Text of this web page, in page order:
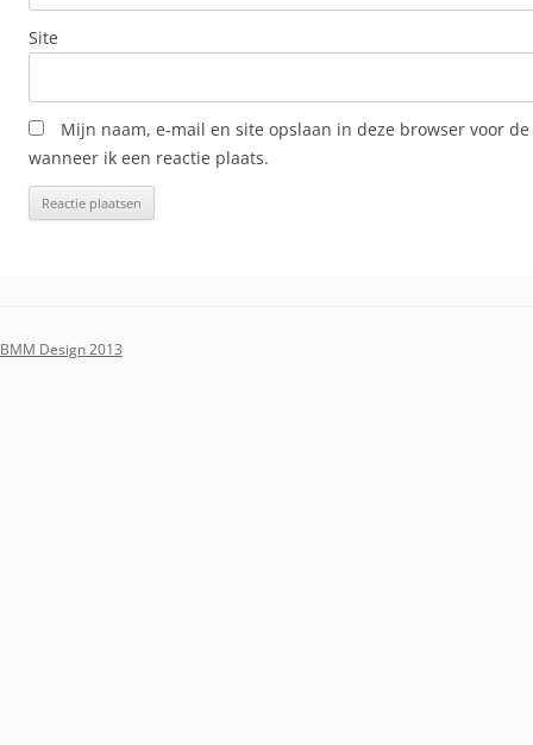
Site
Mijn naam, e-mail en site opslaan in deze browser voor
wanneer ik een reactie plaats.
BMM Design 2013